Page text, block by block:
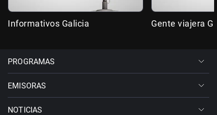
Informativos Galicia Gente viajera
PROGRAMAS
EMISORAS
NOTICIAS